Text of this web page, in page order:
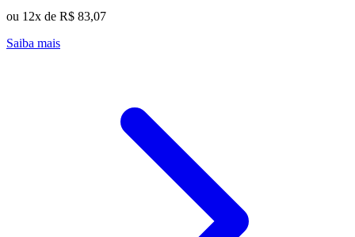
ou 12x de R$ 83,07
Saiba mais